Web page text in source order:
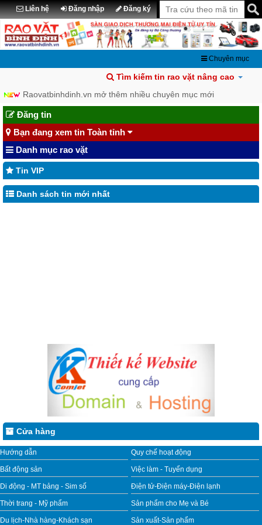
Liên hệ Đăng nhập Đăng ký
Chuyên mục
Tìm kiếm tin rao vặt nâng cao
Raovatbinhdinh.vn mở thêm nhiều chuyên mục mới
Đăng tin
Bạn đang xem tin Toàn tỉnh
Danh mục rao vặt
Tin VIP
Danh sách tin mới nhất
Cửa hàng
Hướng dẫn Quy chế hoạt động
Bất động sản Việc làm - Tuyển dụng
Di động - MT bảng - Sim số Điện tử-Điện máy-Điện lạnh
Thời trang - Mỹ phẩm Sản phẩm cho Mẹ và Bé
Du lịch-Nhà hàng-Khách sạn Sản xuất-Sản phẩm